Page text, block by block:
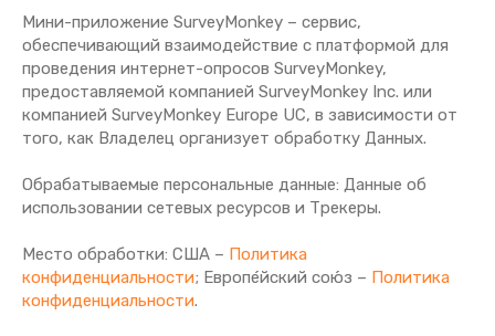
Мини-приложение SurveyMonkey – сервис,
обеспечивающий взаимодействие с платформой для
проведения интернет-опросов SurveyMonkey,
предоставляемой компанией SurveyMonkey Inc. или
компанией SurveyMonkey Europe UC, в зависимости от
того, как Владелец организует обработку Данных.
Обрабатываемые персональные данные: Данные об
использовании сетевых ресурсов и Трекеры.
Место обработки: США – Политика
конфиденциальности; Европе́йский сою́з – Политика
конфиденциальности.